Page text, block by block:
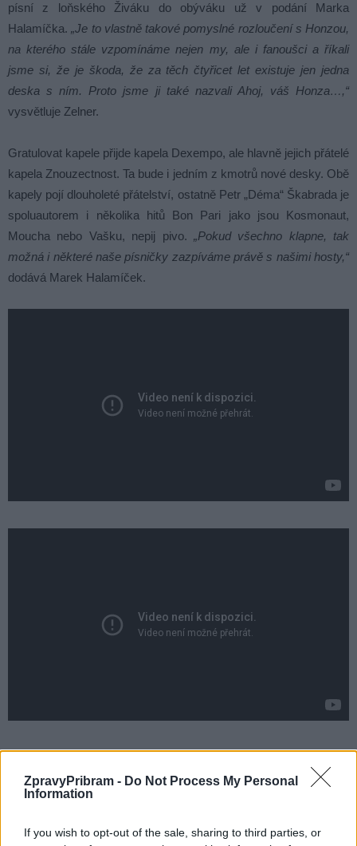
ZpravyPribram - Do Not Process My Personal
Information
If you wish to opt-out of the sale, sharing to third parties, or
písní z loňského Živáku do obýváku už v podání Marka
Halamíčka.„Je to vlastně takové pomyslné rozloučení s Honzou,
na kterého stále vzpomínáme nejen my, ale i fanoušci a říkali
jsme si, že je škoda, že za těch čtyřicet let existuje jen jedna
deska s ním. Proto jsme ji také nazvali Ahoj, váš Honza…,“
vysvětluje Zelner.
Gratulovat kapele přijde kapela Dexempo, ale hlavně jejich přátelé
kapela Znouzectnost. Ta bude i jedním z kmotrů nové desky. Obě
kapely pojí dlouholeté přátelství, ostatně Petr „Déma“ Škabrada je
spoluautorem i několika hitů Bon Pari jako jsou Kosmonaut,
Moucha nebo Vašku, nepij pivo. „Pokud všechno klapne, tak
možná i některé naše písničky zazpíváme právě s našimi hosty,“
dodává Marek Halamíček.